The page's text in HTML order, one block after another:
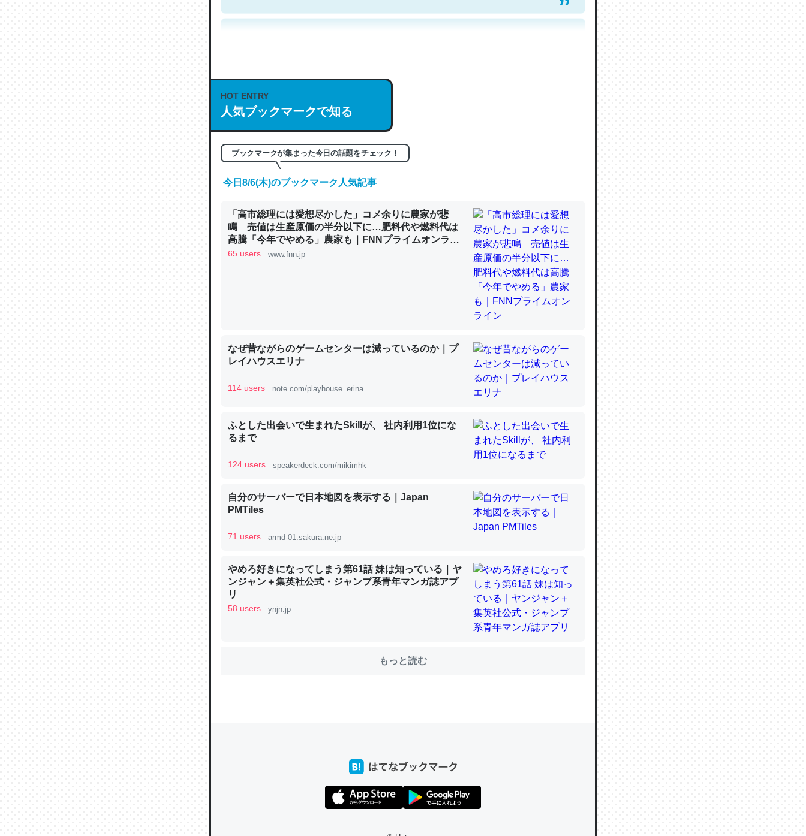
これは良記事。32768トークンだと英語小説100ページ分くらい。小説でいう「ずっと前
の伏線」は回収されないけど、短期記憶というには多い分量。進化すればするほど分かり
やすく強くなりそう
昆虫ってカルシウム少ないのか。知らんかった。調べたらコオロギのカルシウム分はエビ
─ニュース :: 【研究発表】昆虫学の大問題＝「昆虫はなぜ海にいないのか」に関する新仮説
論文では「淡水はカルシウムも酸素も不足してて両方に不利だから両方が拮抗してるので
は」とあって面白い。海にいる鋏角類（カブトガニ・ウミグモ）はカルシウムを使わずキ
─ニュース :: 【研究発表】昆虫学の大問題＝「昆虫はなぜ海にいないのか」に関する新仮説
これを元に考えるとカルシウムを大量に使う脊椎動物と貝類は苦労してるんだな…。腹足
─ニュース :: 【研究発表】昆虫学の大問題＝「昆虫はなぜ海にいないのか」に関する新仮説
ウチもEchoを実家に置いて４年。でたまに覗いてる。ぼちぼちRingも置こうかと画策
中。あと、Googleマップで位置情報を共有してる。電池残量や充電中かが分かるのでこ
─たまにLINEするくらいだった遠方の父67歳と僕。ITツール導入でコミュニケーションが劇的に変化し
きる。一生で親と会える残り時間を日数にすると1週間とかの人が多いそうだけど、それ
を実質100倍以上に伸ばす効果があるはず……
─たまにLINEするくらいだった遠方の父67歳と僕。ITツール導入でコミュニケーションが劇的に変化し
HOT ENTRY
人気ブックマークで知る
ブックマークが集まった今日の話題をチェック！
今日8/6(木)のブックマーク人気記事
「高市総理には愛想尽かした」コメ余りに農家が悲
鳴 売値は生産原価の半分以下に…肥料代や燃料代は
高騰「今年でやめる」農家も｜FNNプライムオンライ
ン
65 users www.fnn.jp
なぜ昔ながらのゲームセンターは減っているのか｜プ
レイハウスエリナ
114 users note.com/playhouse_erina
ふとした出会いで生まれたSkillが、 社内利用1位にな
るまで
124 users speakerdeck.com/mikimhk
自分のサーバーで日本地図を表示する｜Japan
PMTiles
71 users armd-01.sakura.ne.jp
やめろ好きになってしまう第61話 妹は知っている｜ヤ
ンジャン＋集英社公式・ジャンプ系青年マンガ誌アプ
リ
58 users ynjn.jp
もっと読む